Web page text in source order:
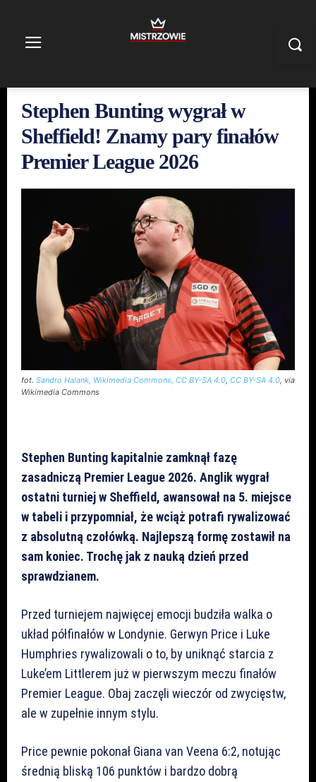
Stephen Bunting wygrał w
Sheffield! Znamy pary finałów
Premier League 2026
fot. Sandro Halank, Wikimedia Commons, CC BY-SA 4.0 CC BY-SA 4.0 , via
Wikimedia Commons
Stephen Bunting kapitalnie zamknął fazę
zasadniczą Premier League 2026. Anglik wygrał
ostatni turniej w Sheffield, awansował na 5. miejsce
w tabeli i przypomniał, że wciąż potrafi rywalizować
z absolutną czołówką. Najlepszą formę zostawił na
sam koniec. Trochę jak z nauką dzień przed
sprawdzianem.
Przed turniejem najwięcej emocji budziła walka o
układ półfinałów w Londynie. Gerwyn Price i Luke
Humphries rywalizowali o to, by uniknąć starcia z
Luke’em Littlerem już w pierwszym meczu finałów
Premier League. Obaj zaczęli wieczór od zwycięstw,
ale w zupełnie innym stylu.
Price pewnie pokonał Giana van Veena 6:2, notując
średnią bliską 106 punktów i bardzo dobrą